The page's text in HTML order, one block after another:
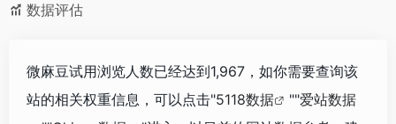
数据评估
微麻豆试用浏览人数已经达到1,967，如你需要查询该
站的相关权重信息，可以点击"5118数据 ""爱站数据